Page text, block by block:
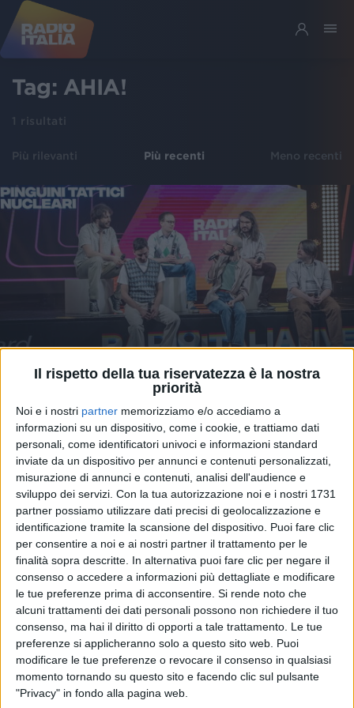
Il rispetto della tua riservatezza è la nostra
priorità
Noi e i nostri partner memorizziamo e/o accediamo a
informazioni su un dispositivo, come i cookie, e trattiamo dati
personali, come identificatori univoci e informazioni standard
inviate da un dispositivo per annunci e contenuti personalizzati,
misurazione di annunci e contenuti, analisi dell'audience e
sviluppo dei servizi. Con la tua autorizzazione noi e i nostri 1731
partner possiamo utilizzare dati precisi di geolocalizzazione e
identificazione tramite la scansione del dispositivo. Puoi fare clic
per consentire a noi e ai nostri partner il trattamento per le
finalità sopra descritte. In alternativa puoi fare clic per negare il
consenso o accedere a informazioni più dettagliate e modificare
le tue preferenze prima di acconsentire. Si rende noto che
alcuni trattamenti dei dati personali possono non richiedere il tuo
consenso, ma hai il diritto di opporti a tale trattamento. Le tue
preferenze si applicheranno solo a questo sito web. Puoi
modificare le tue preferenze o revocare il consenso in qualsiasi
momento tornando su questo sito e facendo clic sul pulsante
"Privacy" in fondo alla pagina web.
Tag: AHIA!
1 risultati
Più rilevanti Più recenti Meno recenti
Pinguini Tattici Nucleari Day: “Sogniamo
una carriera come Vasco o Laura”
Nella giornata dedicata a loro da Radio Italia e Il
Corriere della Sera, la band ripercorre la sua storia,
dagli inizi fino al successo e allo stop per il
lockdown. “L’amore va urlato e mai taciuto!”,
ribadiscono sul palco del Reward Music Place
riprendendo il significato delle loro canzoni.
diAndrea Basso